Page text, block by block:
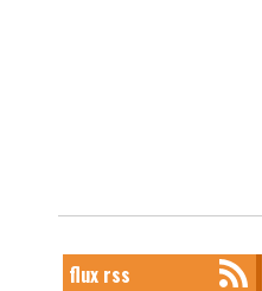
flux rss